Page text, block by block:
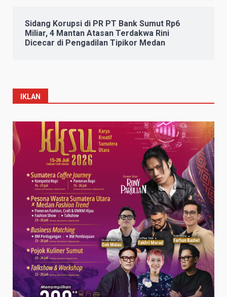
Sidang Korupsi di PR PT Bank Sumut Rp6
Miliar, 4 Mantan Atasan Terdakwa Rini
Dicecar di Pengadilan Tipikor Medan
IKLAN